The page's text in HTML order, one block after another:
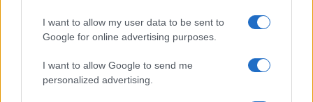
I want to allow my user data to be sent to
Google for online advertising purposes.
I want to allow Google to send me
personalized advertising.
Cómo proteger tu vivienda en la interfaz
urbano-forestal
Vivir en la interfaz urbano-forestal conlleva riesgos, pero…